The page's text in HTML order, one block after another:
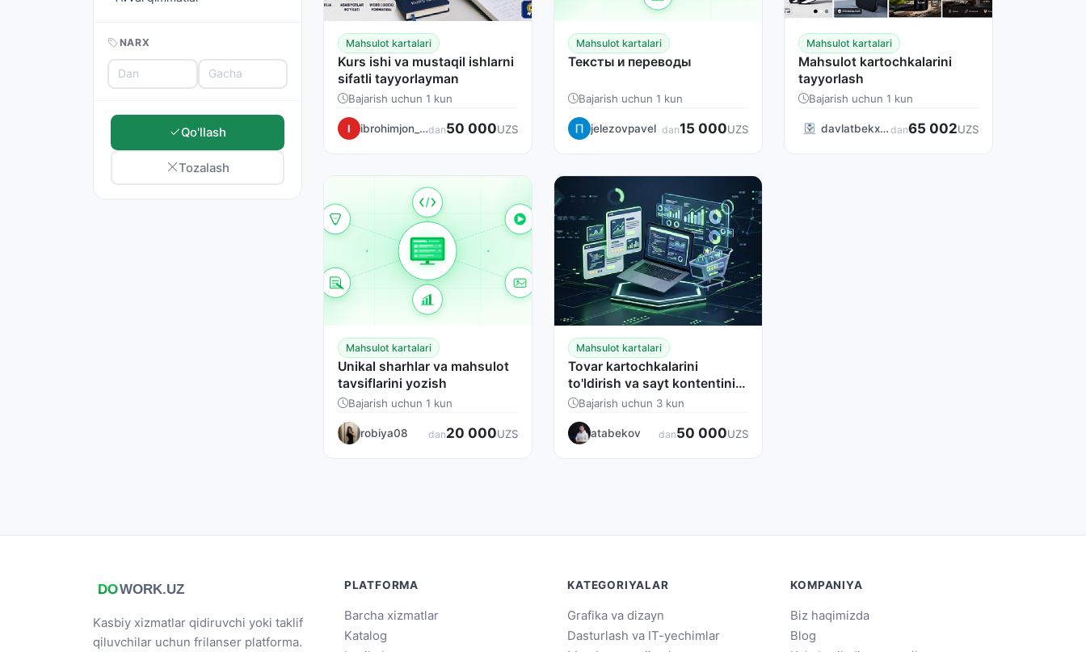
NARX
Qo'llash
Tozalash
Mahsulot kartalari
Kurs ishi va mustaqil ishlarni
sifatli tayyorlayman
Bajarish uchun 1 kun
I ibrohimjon_2014dan50 000UZS
Mahsulot kartalari
Тексты и переводы
Bajarish uchun 1 kun
jelezovpavel dan15 000UZS
Mahsulot kartalari
Mahsulot kartochkalarini
tayyorlash
Bajarish uchun 1 kun
davlatbekxasanboyev dan65 002UZS
Mahsulot kartalari
Unikal sharhlar va mahsulot
tavsiflarini yozish
Bajarish uchun 1 kun
robiya08 dan20 000UZS
Mahsulot kartalari
Tovar kartochkalarini
to'ldirish va sayt kontentini
boshqarish
Bajarish uchun 3 kun
atabekov dan50 000UZS
Kasbiy xizmatlar qidiruvchi yoki taklif
qiluvchilar uchun frilanser platforma.
PLATFORMA
Barcha xizmatlar
Katalog
KATEGORIYALAR
Grafika va dizayn
Dasturlash va IT-yechimlar
KOMPANIYA
Biz haqimizda
Blog